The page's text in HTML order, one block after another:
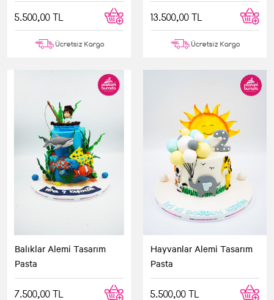
5.500,00 TL
Ücretsiz Kargo
13.500,00 TL
Ücretsiz Kargo
Balıklar Alemi Tasarım
Pasta
7.500,00 TL
Hayvanlar Alemi Tasarım
Pasta
5.500,00 TL